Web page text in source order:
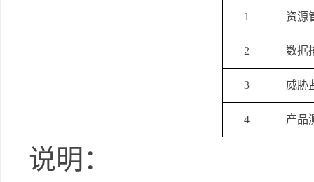
1 资源
2 数据
3 威胁
4 产品
说明：